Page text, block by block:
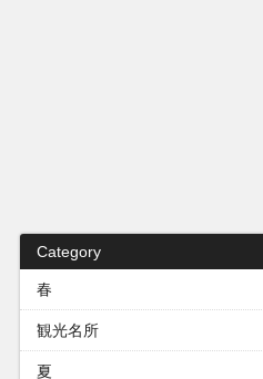
Category
春
観光名所
夏